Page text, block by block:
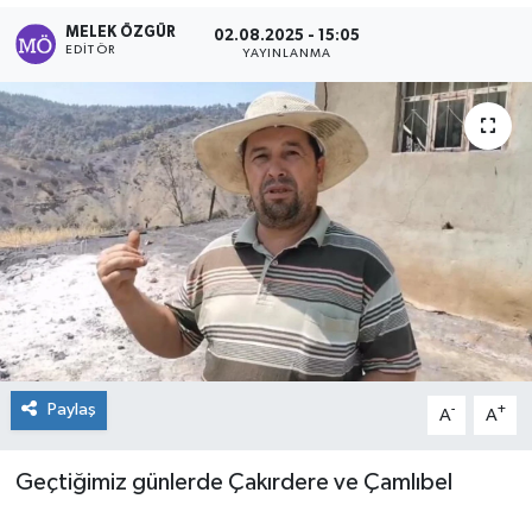
MELEK ÖZGÜR
EDITÖR
02.08.2025 - 15:05
YAYINLANMA
Paylaş A- A+
Geçtiğimiz günlerde Çakırdere ve Çamlıbel
Tarih - Kültür - Sanat - Turizm
Yaşam